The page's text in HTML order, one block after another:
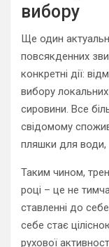
вибору
Ще один
повсякденних
конкретні дії:
вибору локальних
сировини. Все
свідомому
пляшки для води,
Таким чином,
році – це не
ставленні до
себе стає
рухової